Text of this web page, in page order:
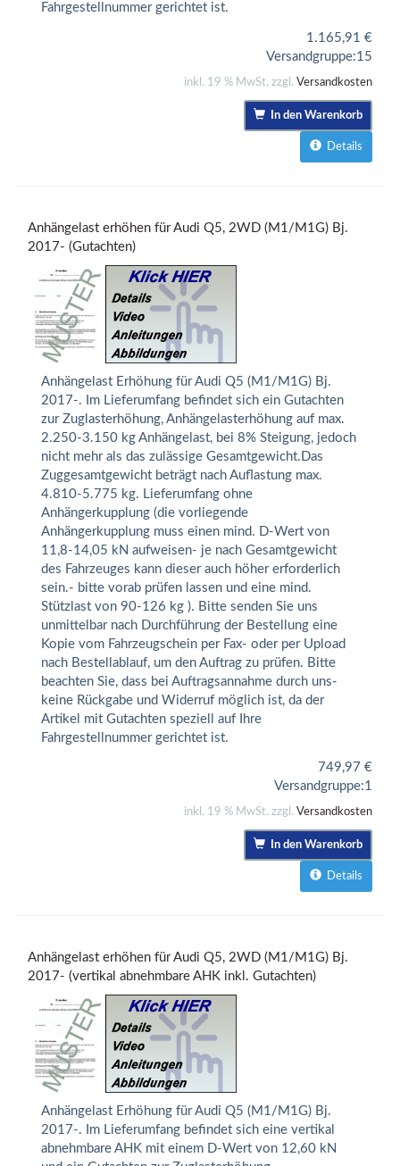
Fahrgestellnummer gerichtet ist.
1.165,91 €
Versandgruppe:15
inkl. 19 % MwSt. zzgl. Versandkosten
In den Warenkorb
Details
Anhängelast erhöhen für Audi Q5, 2WD (M1/M1G) Bj.
2017- (Gutachten)
Anhängelast Erhöhung für Audi Q5 (M1/M1G) Bj.
2017-. Im Lieferumfang befindet sich ein Gutachten
zur Zuglasterhöhung, Anhängelasterhöhung auf max.
2.250-3.150 kg Anhängelast, bei 8% Steigung, jedoch
nicht mehr als das zulässige Gesamtgewicht.Das
Zuggesamtgewicht beträgt nach Auflastung max.
4.810-5.775 kg. Lieferumfang ohne
Anhängerkupplung (die vorliegende
Anhängerkupplung muss einen mind. D-Wert von
11,8-14,05 kN aufweisen- je nach Gesamtgewicht
des Fahrzeuges kann dieser auch höher erforderlich
sein.- bitte vorab prüfen lassen und eine mind.
Stützlast von 90-126 kg ). Bitte senden Sie uns
unmittelbar nach Durchführung der Bestellung eine
Kopie vom Fahrzeugschein per Fax- oder per Upload
nach Bestellablauf, um den Auftrag zu prüfen. Bitte
beachten Sie, dass bei Auftragsannahme durch uns-
keine Rückgabe und Widerruf möglich ist, da der
Artikel mit Gutachten speziell auf Ihre
Fahrgestellnummer gerichtet ist.
749,97 €
Versandgruppe:1
inkl. 19 % MwSt. zzgl. Versandkosten
In den Warenkorb
Details
Anhängelast erhöhen für Audi Q5, 2WD (M1/M1G) Bj.
2017- (vertikal abnehmbare AHK inkl. Gutachten)
Anhängelast Erhöhung für Audi Q5 (M1/M1G) Bj.
2017-. Im Lieferumfang befindet sich eine vertikal
abnehmbare AHK mit einem D-Wert von 12,60 kN